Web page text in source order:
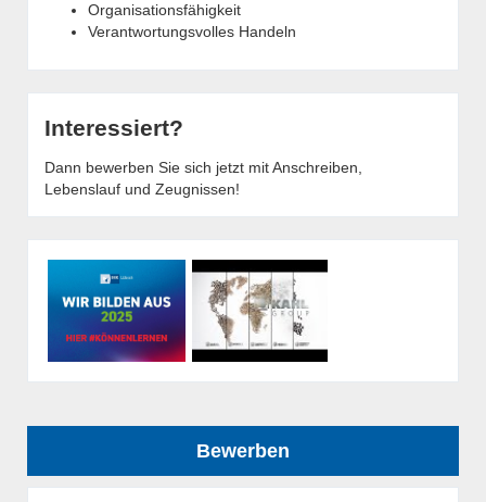
Organisationsfähigkeit
Verantwortungsvolles Handeln
Interessiert?
Dann bewerben Sie sich jetzt mit Anschreiben,
Lebenslauf und Zeugnissen!
Bewerben